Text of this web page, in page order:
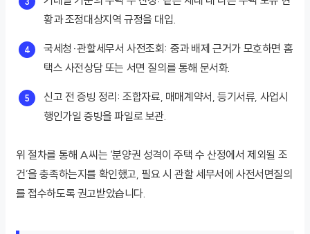
황과 조정대상지역 규정을 대입.
국세청·관할세무서 사전조회: 중과 배제 근거가 모호하면 홈
택스 사전상담 또는 서면 질의를 통해 문서화.
신고 전 증빙 정리: 조합자료, 매매계약서, 등기서류, 사업시
행인가일 증빙을 파일로 보관.
위 절차를 통해 A씨는 ‘분양권 성격이 주택 수 산정에서 제외될 조
건’을 충족하는지를 확인했고, 필요 시 관할 세무서에 사전서면질의
를 접수하도록 권고받았습니다.